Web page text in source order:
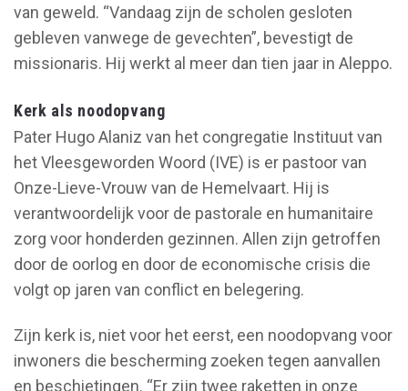
van geweld. “Vandaag zijn de scholen gesloten
gebleven vanwege de gevechten”, bevestigt de
missionaris. Hij werkt al meer dan tien jaar in Aleppo.
Kerk als noodopvang
Pater Hugo Alaniz van het congregatie Instituut van
het Vleesgeworden Woord (IVE) is er pastoor van
Onze-Lieve-Vrouw van de Hemelvaart. Hij is
verantwoordelijk voor de pastorale en humanitaire
zorg voor honderden gezinnen. Allen zijn getroffen
door de oorlog en door de economische crisis die
volgt op jaren van conflict en belegering.
Zijn kerk is, niet voor het eerst, een noodopvang voor
inwoners die bescherming zoeken tegen aanvallen
en beschietingen. “Er zijn twee raketten in onze